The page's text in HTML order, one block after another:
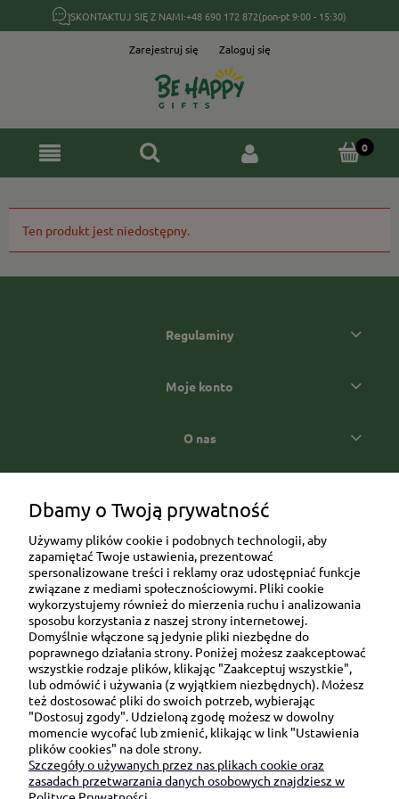
SKONTAKTUJ SIĘ Z NAMI:+48 690 172 872(pon-pt 9:00 - 15:30)
Zarejestruj się Zaloguj się
Ten produkt jest niedostępny.
Regulaminy
Moje konto
O nas
Ul. Brukowa 6/8 lok. 57/58
91-341 Łódź
NIP: 6751510615
SKONTAKTUJ SIĘ Z NAMI:
sklep@be-happygifts.com
+48 690 172 872
Dbamy o Twoją prywatność
Używamy plików cookie i podobnych technologii, aby
zapamiętać Twoje ustawienia, prezentować
spersonalizowane treści i reklamy oraz udostępniać funkcje
związane z mediami społecznościowymi. Pliki cookie
wykorzystujemy również do mierzenia ruchu i analizowania
sposobu korzystania z naszej strony internetowej.
Domyślnie włączone są jedynie pliki niezbędne do
poprawnego działania strony. Poniżej możesz zaakceptować
wszystkie rodzaje plików, klikając "Zaakceptuj wszystkie",
lub odmówić i używania (z wyjątkiem niezbędnych). Możesz
też dostosować pliki do swoich potrzeb, wybierając
"Dostosuj zgody". Udzieloną zgodę możesz w dowolny
momencie wycofać lub zmienić, klikając w link "Ustawienia
plików cookies" na dole strony.
Szczegóły o używanych przez nas plikach cookie oraz
zasadach przetwarzania danych osobowych znajdziesz w